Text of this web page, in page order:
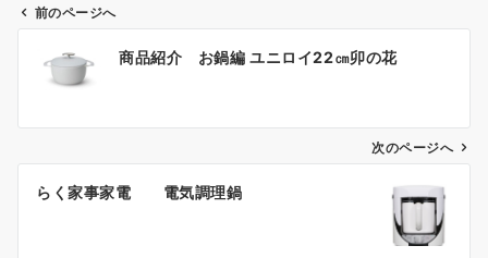
ビ
前のページへ
商品紹介 お鍋編 ユニロイ22㎝卯の花
次のページへ
らく家事家電 電気調理鍋